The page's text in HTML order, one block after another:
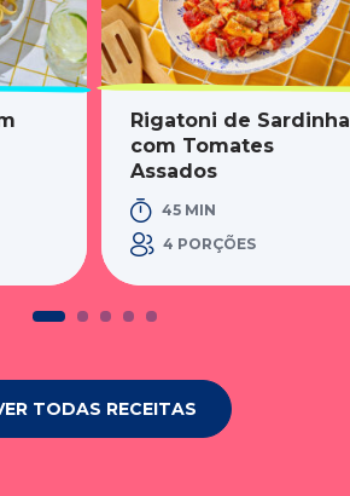
Rigatoni de Sardinha
com Tomates
Assados
45 MIN
4 PORÇÕES
TODAS RECEITAS